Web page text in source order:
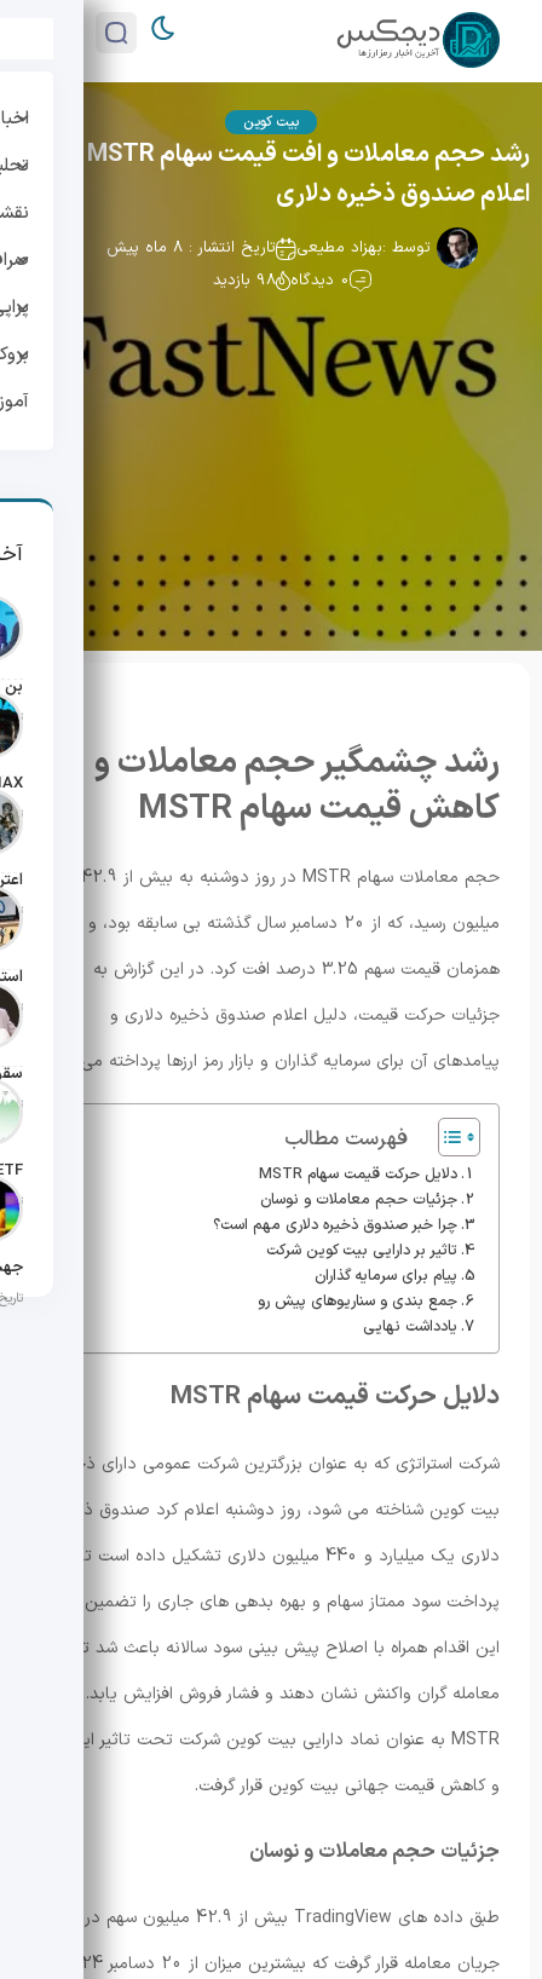
تاریخ
تاریخ
تاریخ
تاریخ
تاریخ
تاریخ
تاریخ
بیت کوین
رشد حجم معاملات و افت قیمت سهام MSTR پس از
اعلام صندوق ذخیره دلاری
توسط :بهزاد مطیعی
تاریخ انتشار : 8 ماه پیش
0 دیدگاه
98 بازدید
رشد چشمگیر حجم معاملات و
کاهش قیمت سهام MSTR
حجم معاملات سهام MSTR در روز دوشنبه به بیش از 42.9
میلیون رسید، که از 20 دسامبر سال گذشته بی سابقه بود، و
همزمان قیمت سهم 3.25 درصد افت کرد. در این گزارش به
جزئیات حرکت قیمت، دلیل اعلام صندوق ذخیره دلاری و
پیامدهای آن برای سرمایه گذاران و بازار رمز ارزها پرداخته می شود.
فهرست مطالب
دلایل حرکت قیمت سهام MSTR
جزئیات حجم معاملات و نوسان
چرا خبر صندوق ذخیره دلاری مهم است؟
تاثیر بر دارایی بیت کوین شرکت
پیام برای سرمایه گذاران
جمع بندی و سناریوهای پیش رو
یادداشت نهایی
دلایل حرکت قیمت سهام MSTR
شرکت استراتژی که به عنوان بزرگترین شرکت عمومی دارای ذخیره
بیت کوین شناخته می شود، روز دوشنبه اعلام کرد صندوق ذخیره
دلاری یک میلیارد و 440 میلیون دلاری تشکیل داده است تا
پرداخت سود ممتاز سهام و بهره بدهی های جاری را تضمین کند.
این اقدام همراه با اصلاح پیش بینی سود سالانه باعث شد تا
معامله گران واکنش نشان دهند و فشار فروش افزایش یابد. سهام
MSTR به عنوان نماد دارایی بیت کوین شرکت تحت تاثیر این خبر
و کاهش قیمت جهانی بیت کوین قرار گرفت.
جزئیات حجم معاملات و نوسان
طبق داده های TradingView بیش از 42.9 میلیون سهم در
جریان معامله قرار گرفت که بیشترین میزان از 20 دسامبر 2024